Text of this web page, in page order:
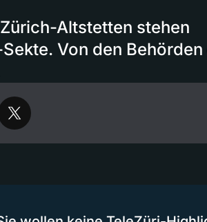
Altstetten stehen
Von den